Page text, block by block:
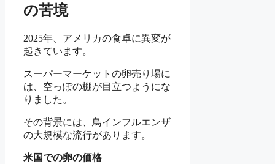
の苦境
2025年、アメリカの食卓に異変が
起きています。
スーパーマーケットの卵売り場に
は、空っぽの棚が目立つようにな
りました。
その背景には、鳥インフルエンザ
の大規模な流行があります。
米国での卵の価格